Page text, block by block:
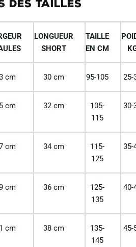
DES TAILLES
LONGUEUR
SHORT
TAILLE
EN CM
cm 30 cm 95-105 25-
cm 32 cm
105-
115
30-
cm 34 cm
115-
125
35-
cm 36 cm
125-
135
40-
cm 38 cm
135-
145
45-